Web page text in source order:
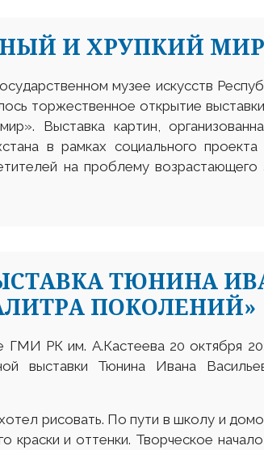
И ХРУПКИЙ
музее искусств
торжественное открытие
Выставка картин,
в рамках социального
на проблему возрастающего
ТЮНИНА
ПОКОЛЕНИЙ»
ГМИ РК им. А.Кастеева 20 октября
выставки Тюнина Ивана
рисовать. По пути в школу и
краски и оттенки. Творческое